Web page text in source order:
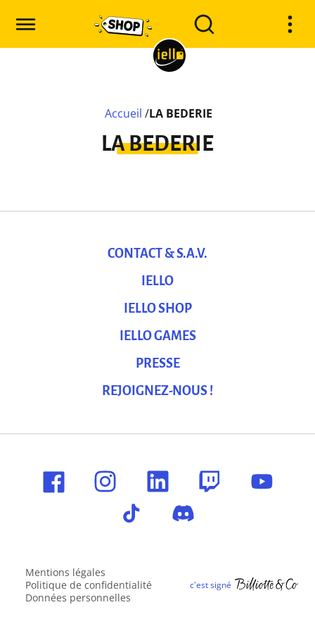
Accueil /LA BEDERIE
LA BEDERIE
CONTACT & S.A.V.
IELLO
IELLO SHOP
IELLO GAMES
PRESSE
REJOIGNEZ-NOUS !
Mentions légales
Politique de confidentialité
Données personnelles